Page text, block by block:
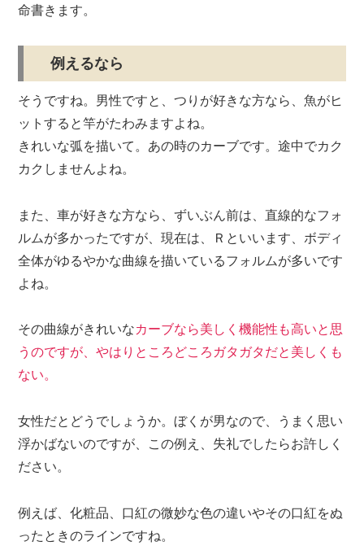
命書きます。
例えるなら
そうですね。男性ですと、つりが好きな方なら、魚がヒ
ットすると竿がたわみますよね。
きれいな弧を描いて。あの時のカーブです。途中でカク
カクしませんよね。
また、車が好きな方なら、ずいぶん前は、直線的なフォ
ルムが多かったですが、現在は、Ｒといいます、ボディ
全体がゆるやかな曲線を描いているフォルムが多いです
よね。
その曲線がきれいなカーブなら美しく機能性も高いと思
うのですが、やはりところどころガタガタだと美しくも
ない。
女性だとどうでしょうか。ぼくが男なので、うまく思い
浮かばないのですが、この例え、失礼でしたらお許しく
ださい。
例えば、化粧品、口紅の微妙な色の違いやその口紅をぬ
ったときのラインですね。